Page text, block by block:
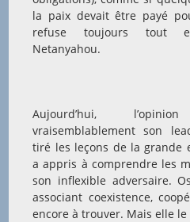
la paix devait être payé
refuse toujours tout
Netanyahou.
Aujourd’hui,
vraisemblablement son
tiré les leçons de la grande
a appris à comprendre les
son inflexible adversaire.
associant coexistence,
encore à trouver. Mais elle le